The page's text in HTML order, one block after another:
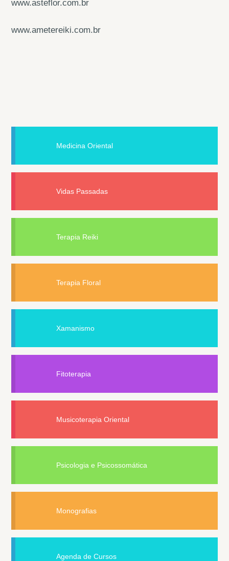
www.asteflor.com.br
www.ametereiki.com.br
Medicina Oriental
Vidas Passadas
Terapia Reiki
Terapia Floral
Xamanismo
Fitoterapia
Musicoterapia Oriental
Psicologia e Psicossomática
Monografias
Agenda de Cursos